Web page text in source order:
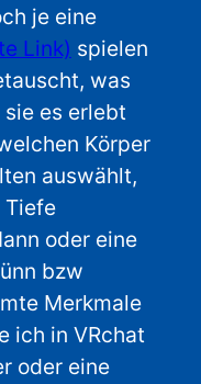
je eine
Link) spielen
was
es erlebt
Körper
auswählt,
Tiefe
oder eine
bzw
Merkmale
ich in VRchat
oder eine